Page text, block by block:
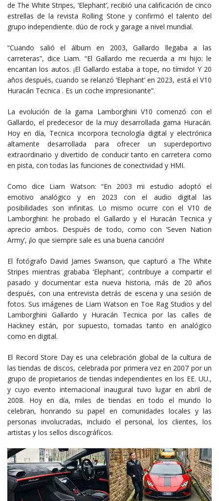
de The White Stripes, ‘Elephant’, recibió una calificación de cinco
estrellas de la revista Rolling Stone y confirmó el talento del
grupo independiente. dúo de rock y garage a nivel mundial.
“Cuando salió el álbum en 2003, Gallardo llegaba a las
carreteras”, dice Liam. “El Gallardo me recuerda a mi hijo: le
encantan los autos. ¡El Gallardo estaba a tope, no tímido! Y 20
años después, cuando se relanzó ‘Elephant’ en 2023, está el V10
Huracán Tecnica . Es un coche impresionante”.
La evolución de la gama Lamborghini V10 comenzó con el
Gallardo, el predecesor de la muy desarrollada gama Huracán.
Hoy en día, Tecnica incorpora tecnología digital y electrónica
altamente desarrollada para ofrecer un superdeportivo
extraordinario y divertido de conducir tanto en carretera como
en pista, con todas las funciones de conectividad y HMI.
Como dice Liam Watson: “En 2003 mi estudio adoptó el
emotivo analógico y en 2023 con el audio digital las
posibilidades son infinitas. Lo mismo ocurre con el V10 de
Lamborghini: he probado el Gallardo y el Huracán Tecnica y
aprecio ambos. Después de todo, como con ‘Seven Nation
Army’, ¡lo que siempre sale es una buena canción!
El fotógrafo David James Swanson, que capturó a The White
Stripes mientras grababa ‘Elephant’, contribuye a compartir el
pasado y documentar esta nueva historia, más de 20 años
después, con una entrevista detrás de escena y una sesión de
fotos. Sus imágenes de Liam Watson en Toe Rag Studios y del
Lamborghini Gallardo y Huracán Tecnica por las calles de
Hackney están, por supuesto, tomadas tanto en analógico
como en digital.
El Record Store Day es una celebración global de la cultura de
las tiendas de discos, celebrada por primera vez en 2007 por un
grupo de propietarios de tiendas independientes en los EE. UU.,
y cuyo evento internacional inaugural tuvo lugar en abril de
2008. Hoy en día, miles de tiendas en todo el mundo lo
celebran, honrando su papel en comunidades locales y las
personas involucradas, incluido el personal, los clientes, los
artistas y los sellos discográficos.